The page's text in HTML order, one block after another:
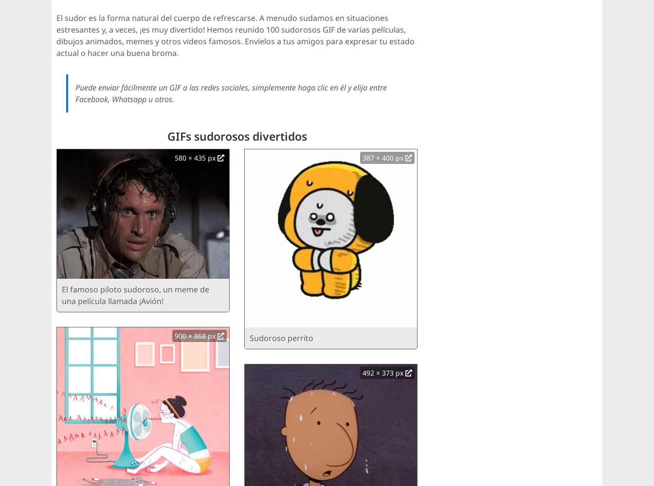
El sudor es la forma natural del cuerpo de refrescarse. A menudo sudamos en situaciones
estresantes y, a veces, ¡es muy divertido! Hemos reunido 100 sudorosos GIF de varias películas,
dibujos animados, memes y otros videos famosos. Envíelos a tus amigos para expresar tu estado
actual o hacer una buena broma.
Puede enviar fácilmente un GIF a las redes sociales, simplemente haga clic en él y elija entre
Facebook, Whatsapp u otros.
GIFs sudorosos divertidos
580 × 435 px
El famoso piloto sudoroso, un meme de
una película llamada ¡Avión!
900 × 868 px
387 × 400 px
Sudoroso perrito
492 × 373 px